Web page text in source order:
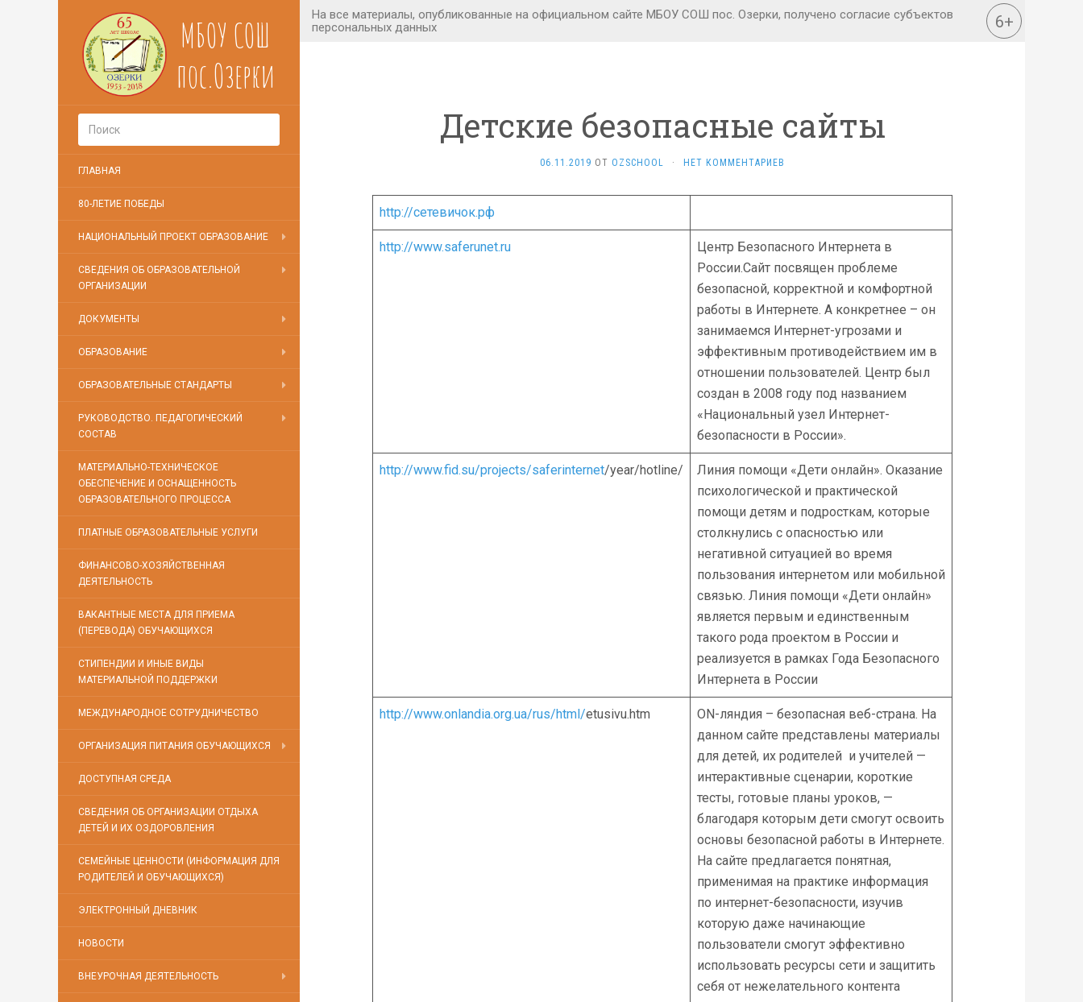
МБОУ СОШ
пос.Озерки
ГЛАВНАЯ
80-ЛЕТИЕ ПОБЕДЫ
НАЦИОНАЛЬНЫЙ ПРОЕКТ ОБРАЗОВАНИЕ
СВЕДЕНИЯ ОБ ОБРАЗОВАТЕЛЬНОЙ
ОРГАНИЗАЦИИ
ДОКУМЕНТЫ
ОБРАЗОВАНИЕ
ОБРАЗОВАТЕЛЬНЫЕ СТАНДАРТЫ
РУКОВОДСТВО. ПЕДАГОГИЧЕСКИЙ
СОСТАВ
МАТЕРИАЛЬНО-ТЕХНИЧЕСКОЕ
ОБЕСПЕЧЕНИЕ И ОСНАЩЕННОСТЬ
ОБРАЗОВАТЕЛЬНОГО ПРОЦЕССА
ПЛАТНЫЕ ОБРАЗОВАТЕЛЬНЫЕ УСЛУГИ
ФИНАНСОВО-ХОЗЯЙСТВЕННАЯ
ДЕЯТЕЛЬНОСТЬ
ВАКАНТНЫЕ МЕСТА ДЛЯ ПРИЕМА
(ПЕРЕВОДА) ОБУЧАЮЩИХСЯ
СТИПЕНДИИ И ИНЫЕ ВИДЫ
МАТЕРИАЛЬНОЙ ПОДДЕРЖКИ
МЕЖДУНАРОДНОЕ СОТРУДНИЧЕСТВО
ОРГАНИЗАЦИЯ ПИТАНИЯ ОБУЧАЮЩИХСЯ
ДОСТУПНАЯ СРЕДА
СВЕДЕНИЯ ОБ ОРГАНИЗАЦИИ ОТДЫХА
ДЕТЕЙ И ИХ ОЗДОРОВЛЕНИЯ
СЕМЕЙНЫЕ ЦЕННОСТИ (ИНФОРМАЦИЯ ДЛЯ
РОДИТЕЛЕЙ И ОБУЧАЮЩИХСЯ)
ЭЛЕКТРОННЫЙ ДНЕВНИК
НОВОСТИ
ВНЕУРОЧНАЯ ДЕЯТЕЛЬНОСТЬ
Детские безопасные сайты
06.11.2019 ОТ OZSCHOOL · НЕТ КОММЕНТАРИЕВ
http://сетевичок.рф
http://www.saferunet.ru
Центр Безопасного Интернета в
России.Сайт посвящен проблеме
безопасной, корректной и комфортной
работы в Интернете. А конкретнее – он
занимаемся Интернет-угрозами и
эффективным противодействием им в
отношении пользователей. Центр был
создан в 2008 году под названием
«Национальный узел Интернет-
безопасности в России».
http://www.fid.su/projects/saferinternet/year/hotline/
Линия помощи «Дети онлайн». Оказание
психологической и практической
помощи детям и подросткам, которые
столкнулись с опасностью или
негативной ситуацией во время
пользования интернетом или мобильной
связью. Линия помощи «Дети онлайн»
является первым и единственным
такого рода проектом в России и
реализуется в рамках Года Безопасного
Интернета в России
http://www.onlandia.org.ua/rus/html/etusivu.htm
ON-ляндия – безопасная веб-страна. На
данном сайте представлены материалы
для детей, их родителей и учителей —
интерактивные сценарии, короткие
тесты, готовые планы уроков, —
благодаря которым дети смогут освоить
основы безопасной работы в Интернете.
На сайте предлагается понятная,
применимая на практике информация
по интернет-безопасности, изучив
которую даже начинающие
пользователи смогут эффективно
использовать ресурсы сети и защитить
себя от нежелательного контента